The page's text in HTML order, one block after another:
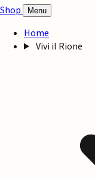
Shop Menu
Home
Vivi il Rione